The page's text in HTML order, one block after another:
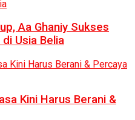
Aa Ghaniy Sukses
Usia Belia
Kini Harus Berani &